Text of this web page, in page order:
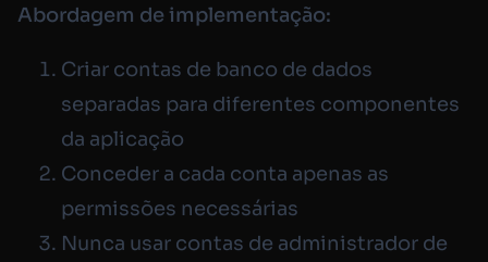
Abordagem de implementação:
Criar contas de banco de dados
separadas para diferentes componentes
da aplicação
Conceder a cada conta apenas as
permissões necessárias
Nunca usar contas de administrador de